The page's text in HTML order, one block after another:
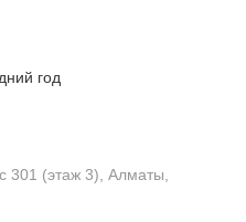
год
301 (этаж 3), Алматы,